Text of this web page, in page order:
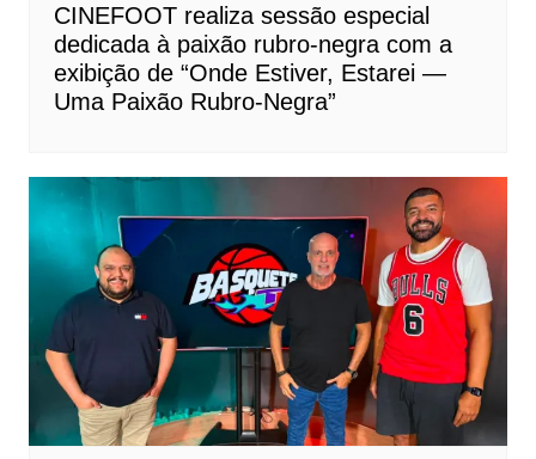
CINEFOOT realiza sessão especial
dedicada à paixão rubro-negra com a
exibição de “Onde Estiver, Estarei —
Uma Paixão Rubro-Negra”